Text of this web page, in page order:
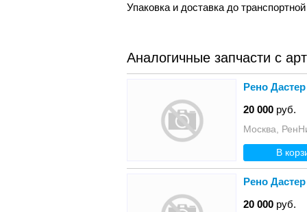
Упаковка и доставка до
Аналогичные запчасти с
Рено
20 000 руб.
Москва,
В
Рено
20 000 руб.